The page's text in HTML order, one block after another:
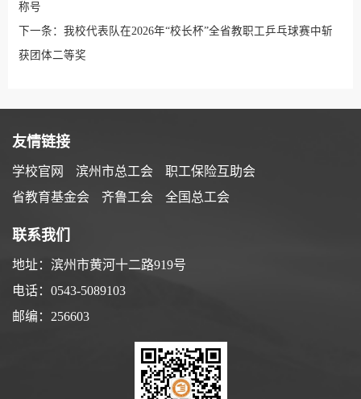
称号
下一条： 我校代表队在2026年“校长杯”全省教职工乒乓球赛中斩
获团体二等奖
友情链接
学校官网 滨州市总工会
职工保险互助会
省教育基金会
齐鲁工会 全国总工会
联系我们
地址：滨州市黄河十二路919号
电话：0543-5089103
邮编：256603